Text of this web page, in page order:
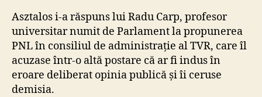
Asztalos i-a răspuns lui Radu Carp, profesor
universitar numit de Parlament la propunerea
PNL în consiliul de administrație al TVR, care îl
acuzase într-o altă postare că ar fi indus în
eroare deliberat opinia publică și îi ceruse
demisia.